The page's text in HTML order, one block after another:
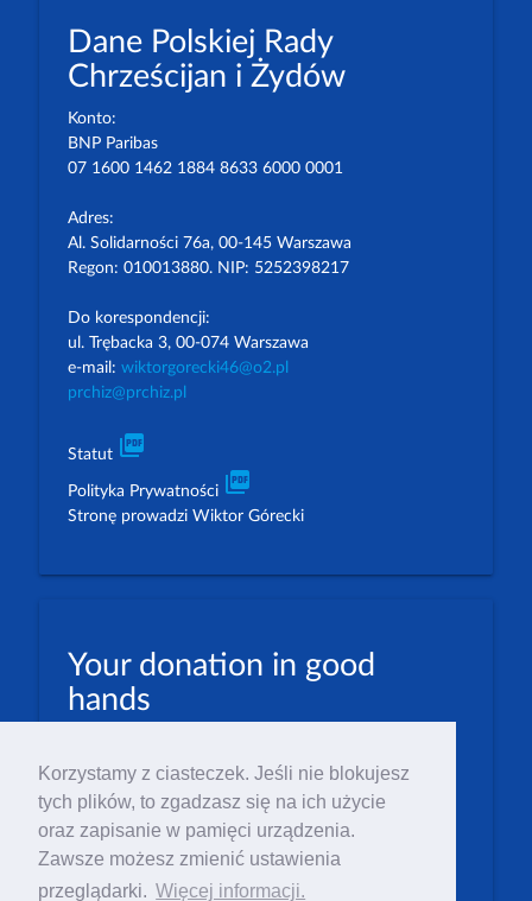
Korzystamy z ciasteczek. Jeśli nie blokujesz
tych plików, to zgadzasz się na ich użycie
oraz zapisanie w pamięci urządzenia.
Zawsze możesz zmienić ustawienia
przeglądarki. Więcej informacji.
Dane Polskiej Rady
Chrześcijan i Żydów
Konto:
BNP Paribas
07 1600 1462 1884 8633 6000 0001
Adres:
Al. Solidarności 76a, 00-145 Warszawa
Regon: 010013880. NIP: 5252398217
Do korespondencji:
ul. Trębacka 3, 00-074 Warszawa
e-mail: wiktorgorecki46@o2.pl
prchiz@prchiz.pl
Statut picture_as_pdf
Polityka Prywatności picture_as_pdf
Stronę prowadzi Wiktor Górecki
Your donation in good
hands
EUR: 23 1600 1462 1884 8633 6000 0004
Numer IBAN: PL23 1 600 1462 1884 8633 6000
0004
Numer BIC/SWIFT: PPABPLPK